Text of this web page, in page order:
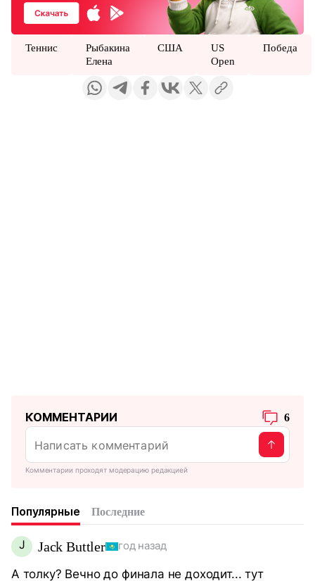
Теннис
Рыбакина
Елена
США
US
Open
Победа
КОММЕНТАРИИ 6
Комментарии проходят модерацию редакцией
Популярные Последние
J Jack Buttler год назад
А толку? Вечно до финала не доходит... тут